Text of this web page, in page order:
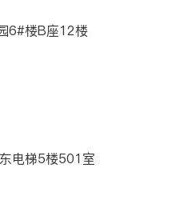
6#楼B座12楼
电梯5楼501室